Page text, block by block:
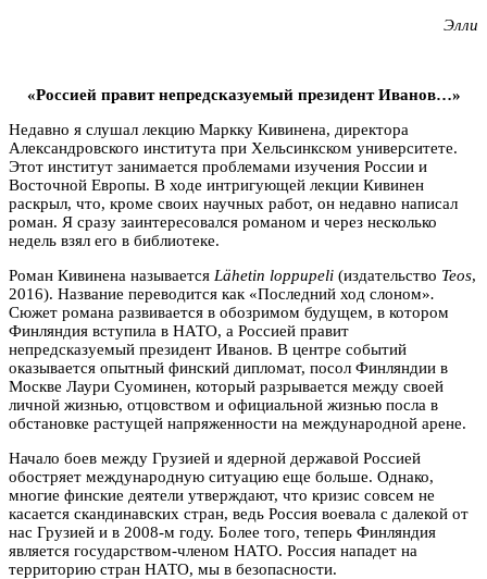
Элли
«Россией правит непредсказуемый президент Иванов…»
Недавно я слушал лекцию Маркку Кивинена, директора
Александровского института при Хельсинкском университете.
Этот институт занимается проблемами изучения России и
Восточной Европы. В ходе интригующей лекции Кивинен
раскрыл, что, кроме своих научных работ, он недавно написал
роман. Я сразу заинтересовался романом и через несколько
недель взял его в библиотеке.
Роман Кивинена называется Lähetin loppupeli (издательство Teos,
2016). Название переводится как «Последний ход слоном».
Сюжет романа развивается в обозримом будущем, в котором
Финляндия вступила в НАТО, а Россией правит
непредсказуемый президент Иванов. В центре событий
оказывается опытный финский дипломат, посол Финляндии в
Москве Лаури Суоминен, который разрывается между своей
личной жизнью, отцовством и официальной жизнью посла в
обстановке растущей напряженности на международной арене.
Начало боев между Грузией и ядерной державой Россией
обостряет международную ситуацию еще больше. Однако,
многие финские деятели утверждают, что кризис совсем не
касается скандинавских стран, ведь Россия воевала с далекой от
нас Грузией и в 2008-м году. Более того, теперь Финляндия
является государством-членом НАТО. Россия нападет на
территорию стран НАТО, мы в безопасности.